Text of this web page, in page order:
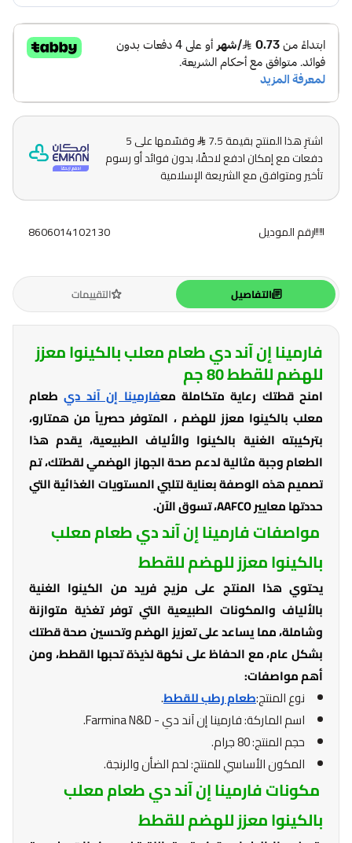
اشترِ هذا المنتج بقيمة 7.5
وقسّمها على 5
دفعات مع إمكان ادفع لاحقًا، بدون فوائد أو رسوم
تأخير ومتوافق مع الشريعة الإسلامية
رقم الموديل 8606014102130
التفاصيل التقييمات
فارمينا إن آند دي طعام معلب بالكينوا معزز
للهضم للقطط 80 جم
امنح قطتك رعاية متكاملة معفارمينا إن آند ديطعام
معلب بالكينوا معزز للهضم ، المتوفر حصرياً من همتارو،
بتركيبته الغنية بالكينوا والألياف الطبيعية، يقدم هذا
الطعام وجبة مثالية لدعم صحة الجهاز الهضمي لقطتك، تم
تصميم هذه الوصفة بعناية لتلبي المستويات الغذائية التي
حددتها معايير AAFCO، تسوق الآن.
مواصفات فارمينا إن آند دي طعام معلب
بالكينوا معزز للهضم للقطط
يحتوي هذا المنتج على مزيج فريد من الكينوا الغنية
بالألياف والمكونات الطبيعية التي توفر تغذية متوازنة
وشاملة، مما يساعد على تعزيز الهضم وتحسين صحة قطتك
بشكل عام، مع الحفاظ على نكهة لذيذة تحبها القطط، ومن
أهم مواصفات:
نوع المنتج:طعام رطب للقطط.
اسم الماركة: فارمينا إن آند دي - Farmina N&D.
حجم المنتج: 80 جرام.
المكون الأساسي للمنتج: لحم الضأن والرنجة.
مكونات فارمينا إن آند دي طعام معلب
بالكينوا معزز للهضم للقطط